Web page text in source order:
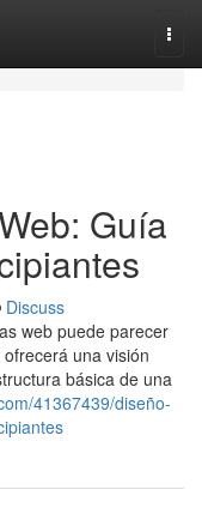
Guía
Discuss
web puede parecer
una visión
básica de una
41367439/diseño-